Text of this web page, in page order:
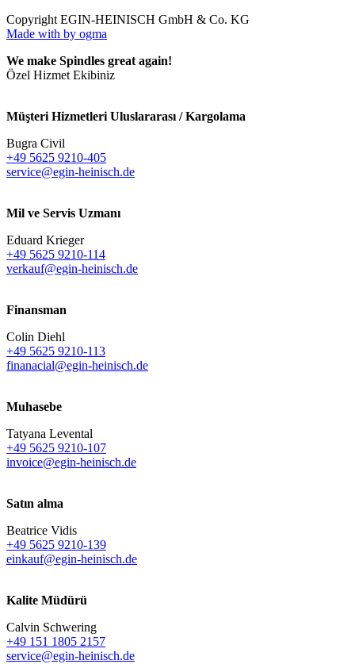
Copyright EGIN-HEINISCH GmbH & Co. KG
Made with by ogma
We make Spindles great again!
Özel Hizmet Ekibiniz
Müşteri Hizmetleri Uluslararası / Kargolama
Bugra Civil
+49 5625 9210-405
service@egin-heinisch.de
Mil ve Servis Uzmanı
Eduard Krieger
+49 5625 9210-114
verkauf@egin-heinisch.de
Finansman
Colin Diehl
+49 5625 9210-113
finanacial@egin-heinisch.de
Muhasebe
Tatyana Levental
+49 5625 9210-107
invoice@egin-heinisch.de
Satın alma
Beatrice Vidis
+49 5625 9210-139
einkauf@egin-heinisch.de
Kalite Müdürü
Calvin Schwering
+49 151 1805 2157
service@egin-heinisch.de